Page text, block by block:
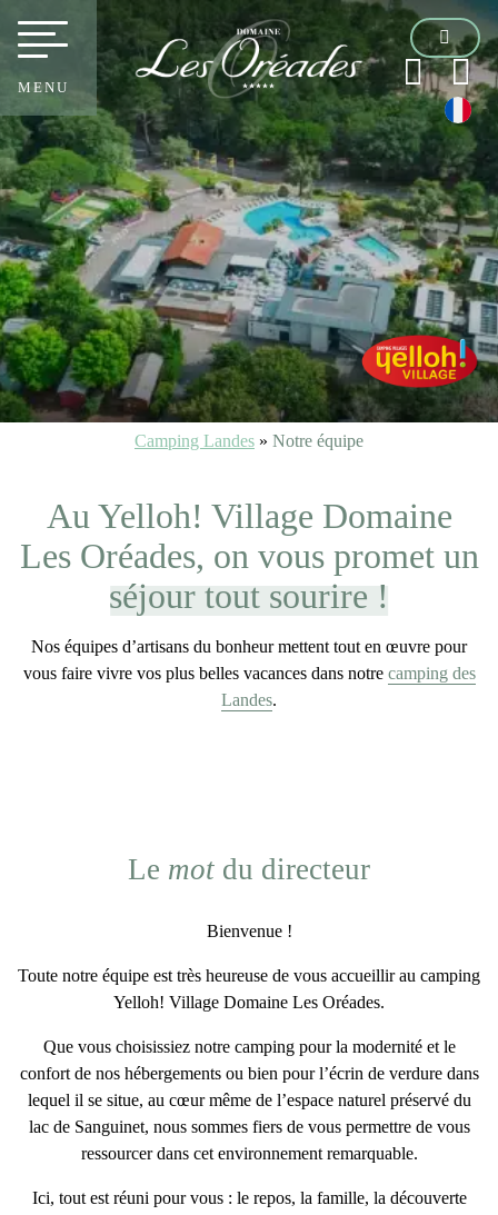
MENU
Camping Landes » Notre équipe
Au Yelloh! Village Domaine
Les Oréades, on vous promet un
séjour tout sourire !
Nos équipes d’artisans du bonheur mettent tout en œuvre pour
vous faire vivre vos plus belles vacances dans notre camping des
Landes.
Le mot du directeur
Bienvenue !
Toute notre équipe est très heureuse de vous accueillir au camping
Yelloh! Village Domaine Les Oréades.
Que vous choisissiez notre camping pour la modernité et le
confort de nos hébergements ou bien pour l’écrin de verdure dans
lequel il se situe, au cœur même de l’espace naturel préservé du
lac de Sanguinet, nous sommes fiers de vous permettre de vous
ressourcer dans cet environnement remarquable.
Ici, tout est réuni pour vous : le repos, la famille, la découverte